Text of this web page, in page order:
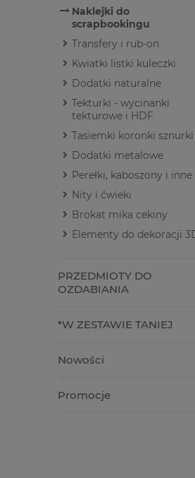
Naklejki do
scrapbookingu
Transfery i rub-on
Kwiatki listki kuleczki
Dodatki naturalne
Tekturki - wycinanki
tekturowe i HDF
Tasiemki koronki sznurki
Dodatki metalowe
Perełki, kaboszony i inne
Nity i ćwieki
Brokat mika cekiny
Elementy do dekoracji
PRZEDMIOTY DO
OZDABIANIA
*W ZESTAWIE TANIEJ
Nowości
Promocje